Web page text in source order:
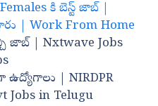
కి బెస్ట్ జాబ్ |
| Work From Home
జాబ్ | Nxtwave Jobs
| NIRDPR
Jobs in Telugu